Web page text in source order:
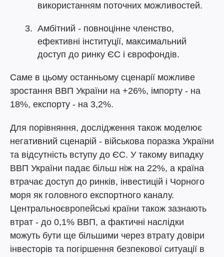
використанням поточних можливостей.
Амбітний - повноцінне членство,
ефективні інституції, максимальний
доступ до ринку ЄС і єврофондів.
Саме в цьому останньому сценарії можливе
зростання ВВП України на +26%, імпорту - на
18%, експорту - на 3,2%.
Для порівняння, дослідження також моделює
негативний сценарій - військова поразка України
та відсутність вступу до ЄС. У такому випадку
ВВП України падає більш ніж на 22%, а країна
втрачає доступ до ринків, інвестицій і Чорного
моря як головного експортного каналу.
Центральноєвропейські країни також зазнають
втрат - до 0,1% ВВП, а фактичні наслідки
можуть бути ще більшими через втрату довіри
інвесторів та погіршення безпекової ситуації в